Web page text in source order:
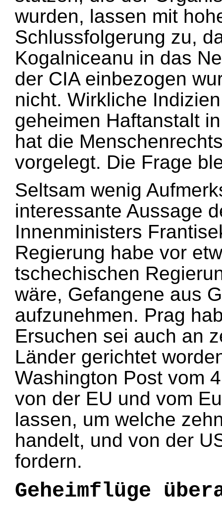
wurden, lassen mit
Schlussfolgerung zu,
Kogalniceanu in das
der CIA einbezogen
nicht. Wirkliche
geheimen Haftanstalt
hat die
vorgelegt. Die Frage
Seltsam wenig
interessante Aussage
Innenministers
Regierung habe vor
tschechischen
wäre, Gefangene aus
aufzunehmen. Prag
Ersuchen sei auch an
Länder gerichtet
Washington Post vom
von der EU und vom
lassen, um welche
handelt, und von der
fordern.
Geheimflüge